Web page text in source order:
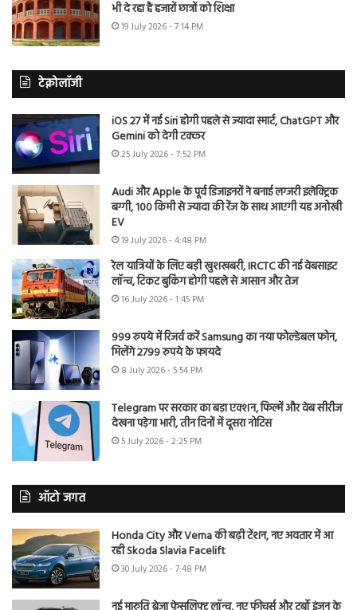
भी दे रहा है हजारों छात्रों को शिक्षा
19 July 2026 - 7:14 PM
टेक्नोलॉजी
iOS 27 में नई Siri होगी पहले से ज्यादा स्मार्ट, ChatGPT और
Gemini को देगी टक्कर
25 July 2026 - 7:52 PM
Audi और Apple के पूर्व डिजाइनरों ने बनाई लग्जरी इलेक्ट्रिक
बग्गी, 100 किमी से ज्यादा की रेंज के साथ आएगी यह अनोखी
EV
19 July 2026 - 4:48 PM
रेल यात्रियों के लिए बड़ी खुशखबरी, IRCTC की नई वेबसाइट
लॉन्च, टिकट बुकिंग होगी पहले से आसान और तेज
16 July 2026 - 1:45 PM
999 रुपये में रिजर्व करें Samsung का नया फोल्डेबल फोन,
मिलेंगे 2799 रुपये के फायदे
8 July 2026 - 5:54 PM
Telegram पर सरकार का बड़ा एक्शन, फिल्में और वेब सीरीज
देखना पड़ेगा भारी, तीन दिनों में दूसरा नोटिस
5 July 2026 - 2:25 PM
ऑटो जगत
Honda City और Verna की बढ़ी टेंशन, नए अवतार में आ
रही Skoda Slavia Facelift
30 July 2026 - 7:48 PM